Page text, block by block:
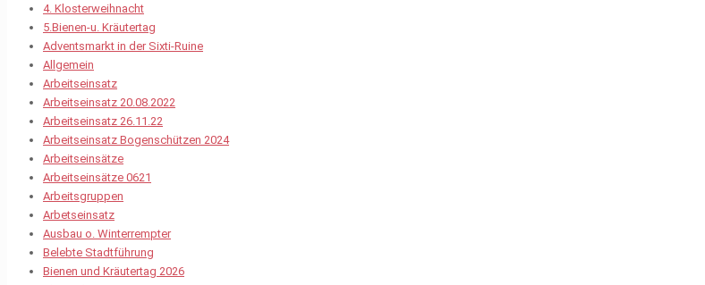
4. Klosterweihnacht
5.Bienen-u. Kräutertag
Adventsmarkt in der Sixti-Ruine
Allgemein
Arbeitseinsatz
Arbeitseinsatz 20.08.2022
Arbeitseinsatz 26.11.22
Arbeitseinsatz Bogenschützen 2024
Arbeitseinsätze
Arbeitseinsätze 0621
Arbeitsgruppen
Arbetseinsatz
Ausbau o. Winterrempter
Belebte Stadtführung
Bienen und Kräutertag 2026